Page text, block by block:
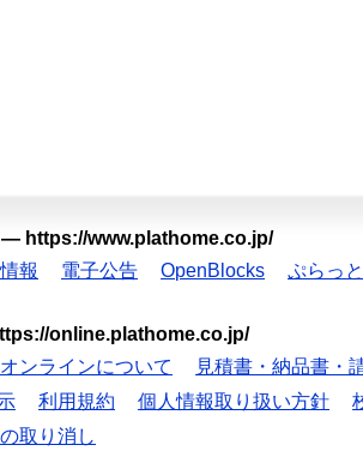
— https://www.plathome.co.jp/
報 電子公告 OpenBlocks ぷらっ
online.plathome.co.jp/
ンラインについて 見積書・納品書・
利用規約 個人情報取り扱い方針
取り消し